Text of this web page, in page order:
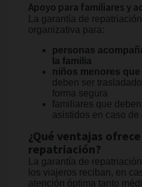
Apoyo para familiares y
La garantía de
organizativa para:
personas
la familia
niños menores
deben ser
forma segura
familiares que
asistidos en caso de
¿Qué ventajas ofrece
repatriación?
La garantía de
los viajeros reciban, en
atención óptima tanto